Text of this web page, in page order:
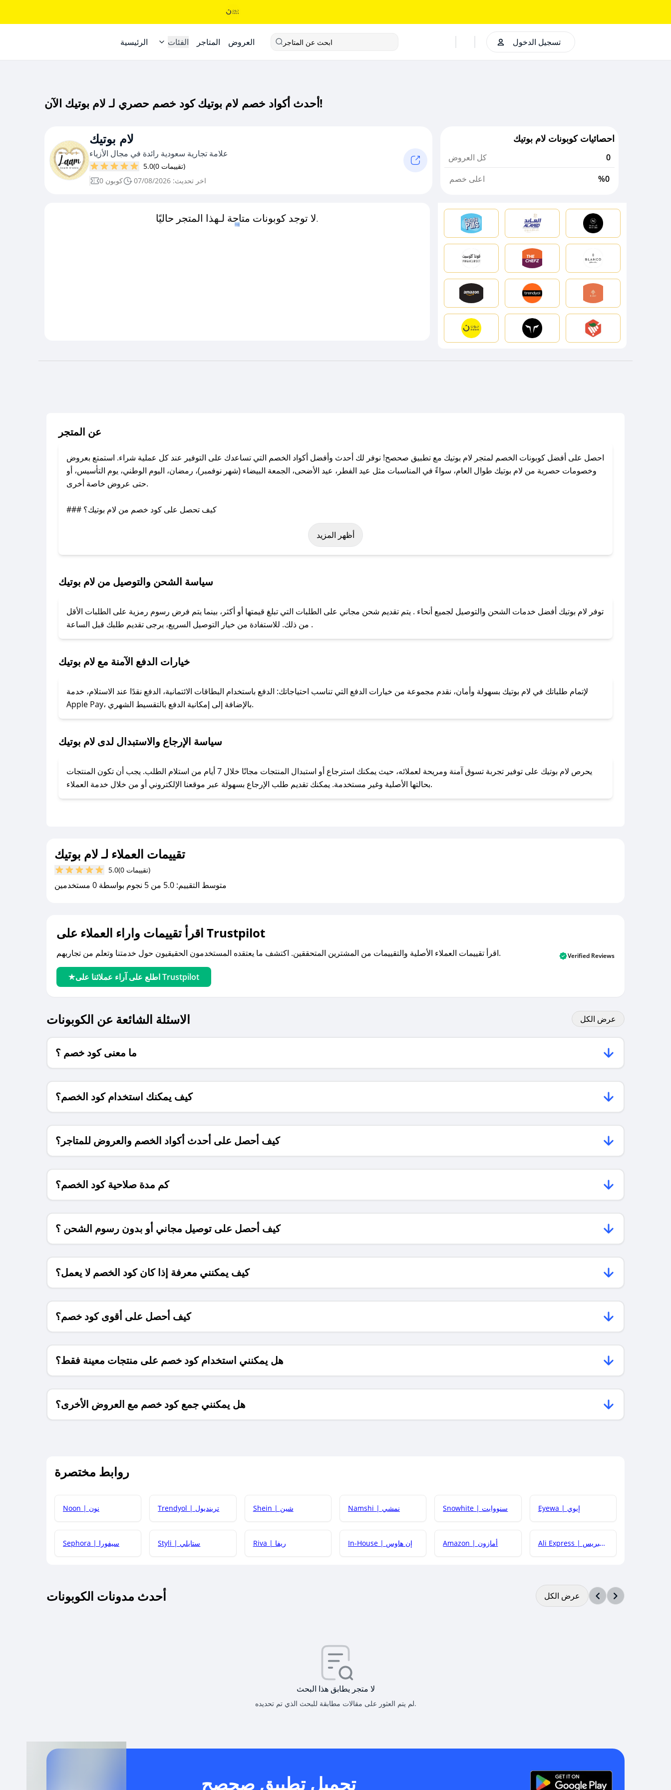
الرئيسية الفئات المتاجر العروض ابحث عن المتاجر تسجيل الدخول
أحدث أكواد خصم لام بوتيك كود خصم حصري لـ لام بوتيك الآن!
لام بوتيك
علامة تجارية سعودية رائدة في مجال الأزياء
5.0
(0 تقييمات)
0 كوبون
اخر تحديث: 07/08/2026
احصائيات كوبونات لام بوتيك
كل العروض
0
اعلى خصم
%0
لا توجد كوبونات متاحة لـهذا المتجر حاليًا.
عن المتجر
احصل على أفضل كوبونات الخصم لمتجر لام بوتيك مع تطبيق صحصح! نوفر لك أحدث وأفضل أكواد الخصم التي تساعدك على التوفير عند كل عملية شراء. استمتع بعروض
وخصومات حصرية من لام بوتيك طوال العام، سواءً في المناسبات مثل عيد الفطر، عيد الأضحى، الجمعة البيضاء (شهر نوفمبر)، رمضان، اليوم الوطني، يوم التأسيس، أو
حتى عروض خاصة أخرى.
### كيف تحصل على كود خصم من لام بوتيك؟
باستخدام تطبيق صحصح، يمكنك العثور بسهولة على كود خصم لام بوتيك. وفي حال عدم توفر الكوبون، تواصل معنا عبر تويتر أو البريد الإلكتروني لإضافته بسرعة.
لا تقلق! يمكنك التواصل مع فريق دعم صحصح عبر الرسائل الخاصة على تويتر أو البريد الإلكتروني، وسنقوم بحل المشكلة في أسرع وقت ممكن.
### ماذا أفعل إذا لم أجد كود خصم لمتجري المفضل؟
للحصول على كوبونات وخصومات حصرية، قم بما يلي:
- اضغط على أيقونة متابعة لمتجر لام بوتيك في تطبيق صحصح.
- تابع حسابنا الرسمي على تويتر وقم بتفعيل زر التنبيهات.
أظهر المزيد
سياسة الشحن والتوصيل من لام بوتيك
توفر لام بوتيك أفضل خدمات الشحن والتوصيل لجميع أنحاء . يتم تقديم شحن مجاني على الطلبات التي تبلغ قيمتها أو أكثر، بينما يتم فرض رسوم رمزية على الطلبات الأقل
من ذلك. للاستفادة من خيار التوصيل السريع، يرجى تقديم طلبك قبل الساعة .
خيارات الدفع الآمنة مع لام بوتيك
لإتمام طلباتك في لام بوتيك بسهولة وأمان، نقدم مجموعة من خيارات الدفع التي تناسب احتياجاتك: الدفع باستخدام البطاقات الائتمانية، الدفع نقدًا عند الاستلام، خدمة
Apple Pay، بالإضافة إلى إمكانية الدفع بالتقسيط الشهري.
سياسة الإرجاع والاستبدال لدى لام بوتيك
يحرص لام بوتيك على توفير تجربة تسوق آمنة ومريحة لعملائه، حيث يمكنك استرجاع أو استبدال المنتجات مجانًا خلال 7 أيام من استلام الطلب. يجب أن تكون المنتجات
بحالتها الأصلية وغير مستخدمة. يمكنك تقديم طلب الإرجاع بسهولة عبر موقعنا الإلكتروني أو من خلال خدمة العملاء.
تقييمات العملاء لـ لام بوتيك
5.0 (0 تقييمات)
متوسط التقييم: 5.0 من 5 نجوم بواسطة 0 مستخدمين
اقرأ تقييمات واراء العملاء على Trustpilot
اقرأ تقييمات العملاء الأصلية والتقييمات من المشترين المتحققين. اكتشف ما يعتقده المستخدمون الحقيقيون حول خدمتنا وتعلم من تجاربهم.
اطلع على آراء عملائنا على Trustpilot
Verified Reviews
الاسئلة الشائعة عن الكوبونات عرض الكل
ما معنى كود خصم ؟
كيف يمكنك استخدام كود الخصم؟
كيف أحصل على أحدث أكواد الخصم والعروض للمتاجر؟
كم مدة صلاحية كود الخصم؟
كيف أحصل على توصيل مجاني أو بدون رسوم الشحن ؟
كيف يمكنني معرفة إذا كان كود الخصم لا يعمل؟
كيف أحصل على أقوى كود خصم؟
هل يمكنني استخدام كود خصم على منتجات معينة فقط؟
هل يمكنني جمع كود خصم مع العروض الأخرى؟
روابط مختصرة
Noon | نون Trendyol | ترينديول Shein | شين Namshi | نمشي Snowhite | سنووايت Eyewa | إيوي
Sephora | سيفورا Styli | ستايلي Riva | ريفا In-House | إن هاوس Amazon | أمازون Ali Express | علي إكسبريس
أحدث مدونات الكوبونات عرض الكل
لا متجر يطابق هذا البحث
لم يتم العثور على مقالات مطابقة للبحث الذي تم تحديده.
تحميل تطبيق صحصح